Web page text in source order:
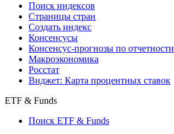
Поиск индексов
Страницы стран
Создать индекс
Консенсусы
Консенсус-прогнозы по отчетности
Макроэкономика
Росстат
Виджет: Карта процентных ставок
ETF & Funds
Поиск ETF & Funds